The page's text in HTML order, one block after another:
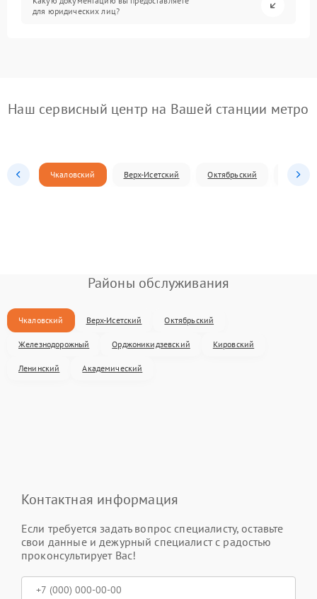
для юридических лиц?
Наш сервисный центр на Вашей станции метро
Чкаловский Верх-Исетский Октябрьский
Районы обслуживания
Чкаловский Верх-Исетский Октябрьский
Железнодорожный Орджоникидзевский Кировский
Ленинский Академический
Контактная информация
Если требуется задать вопрос специалисту, оставьте
свои данные и дежурный специалист с радостью
проконсультирует Вас!